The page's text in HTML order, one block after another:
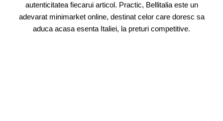
autenticitatea fiecarui articol. Practic, Bellitalia este un
adevarat minimarket online, destinat celor care doresc sa
aduca acasa esenta Italiei, la preturi competitive.